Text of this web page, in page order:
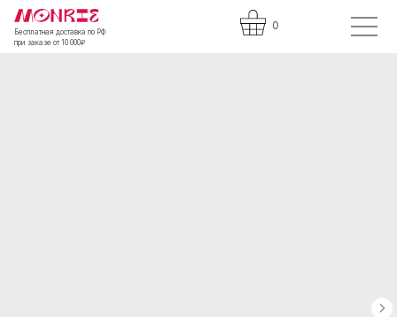
0
Бесплатная доставка по РФ
при заказе от 10 000₽